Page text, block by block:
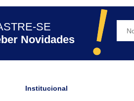
SE
Novidades
Institucional